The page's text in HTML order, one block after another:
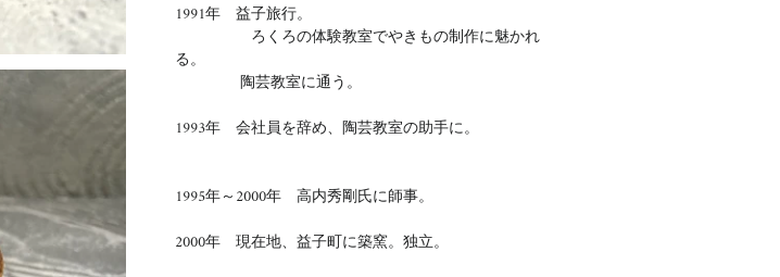
1991年 益子旅行。
ろくろの体験教室でやきもの制作に魅かれ
る。
陶芸教室に通う。
1993年 会社員を辞め、陶芸教室の助手に。
1995年～2000年 高内秀剛氏に師事。
2000年 現在地、益子町に築窯。独立。